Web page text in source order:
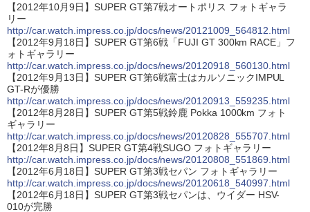
【2012年10月9日】SUPER GT第7戦オートポリス フォトギャラ
リー
http://car.watch.impress.co.jp/docs/news/20121009_564812.html
【2012年9月18日】SUPER GT第6戦「FUJI GT 300km RACE」フ
ォトギャラリー
http://car.watch.impress.co.jp/docs/news/20120918_560130.html
【2012年9月13日】SUPER GT第6戦富士はカルソニックIMPUL
GT-Rが優勝
http://car.watch.impress.co.jp/docs/news/20120913_559235.html
【2012年8月28日】SUPER GT第5戦鈴鹿 Pokka 1000km フォト
ギャラリー
http://car.watch.impress.co.jp/docs/news/20120828_555707.html
【2012年8月8日】SUPER GT第4戦SUGO フォトギャラリー
http://car.watch.impress.co.jp/docs/news/20120808_551869.html
【2012年6月18日】SUPER GT第3戦セパン フォトギャラリー
http://car.watch.impress.co.jp/docs/news/20120618_540997.html
【2012年6月18日】SUPER GT第3戦セパンは、ウイダー HSV-
010が完勝